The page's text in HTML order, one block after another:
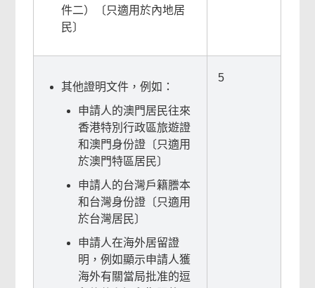
件二）〔只適用於內地居
民〕
其他證明文件，例如：
申請人的澳門居民往來
香港特別行政區旅遊證
和澳門身份證〔只適用
於澳門特區居民〕
申請人的台灣戶籍謄本
和台灣身份證〔只適用
於台灣居民〕
申請人在海外居留證
明，例如顯示申請人獲
海外有關當局批准的逗
5